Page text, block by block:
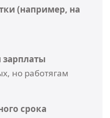
(например, на
зарплаты
но работягам
срока